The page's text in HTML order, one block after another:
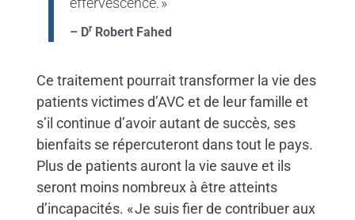
– DrRobert Fahed
Ce traitement pourrait transformer la vie des
patients victimes d’AVC et de leur famille et
s’il continue d’avoir autant de succès, ses
bienfaits se répercuteront dans tout le pays.
Plus de patients auront la vie sauve et ils
seront moins nombreux à être atteints
d’incapacités. « Je suis fier de contribuer aux